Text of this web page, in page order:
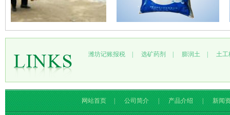
潍坊记账报税 选矿药剂 膨润土 土工
网站首页 公司简介 产品介绍 新闻